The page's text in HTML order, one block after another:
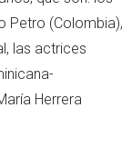
Petro (Colombia),
las actrices
Herrera